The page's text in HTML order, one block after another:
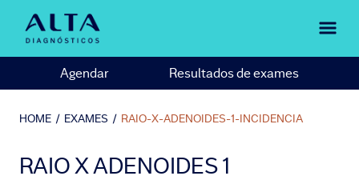
Agendar Resultados de exames
HOME / EXAMES / RAIO-X-ADENOIDES-1-INCIDENCIA
RAIO X ADENOIDES 1